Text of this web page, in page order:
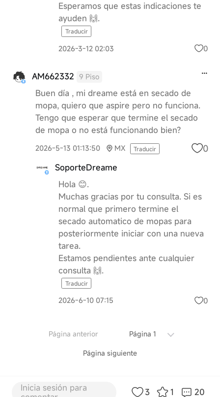
Esperamos que estas indicaciones te
ayuden 🙌.
Traducir
2026-3-12 02:03 0
AM662332 9 Piso
Buen día , mi dreame está en secado de
mopa, quiero que aspire pero no funciona.
Tengo que esperar que termine el secado
de mopa o no está funcionando bien?
2026-5-13 01:13:50 MX Traducir 0
SoporteDreame
Hola 😊.
Muchas gracias por tu consulta. Si es
normal que primero termine el
secado automatico de mopas para
posteriormente iniciar con una nueva
tarea.
Estamos pendientes ante cualquier
consulta 🙌.
Traducir
2026-6-10 07:15 0
Página anterior Página 1
Página siguiente
Inicia sesión para
3 1 20